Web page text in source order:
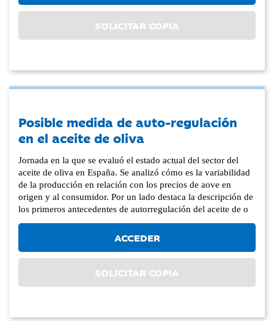
SOLICITAR COPIA
Posible medida de auto-regulación
en el aceite de oliva
Jornada en la que se evaluó el estado actual del sector del
aceite de oliva en España. Se analizó cómo es la variabilidad
de la producción en relación con los precios de aove en
origen y al consumidor. Por un lado destaca la descripción de
los primeros antecedentes de autorregulación del aceite de o
ACCEDER
SOLICITAR COPIA